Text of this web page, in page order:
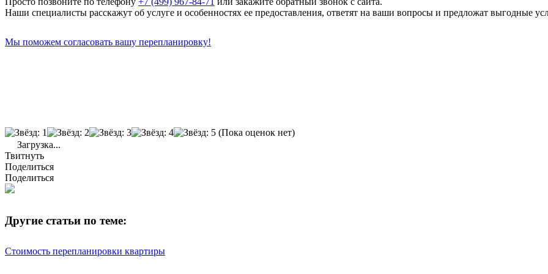
Наши специалисты расскажут об услуге и особенностях ее предоставления, ответят на ваши вопросы и предложат выгодные
Мы поможем согласовать вашу перепланировку!
(Пока оценок нет)
Загрузка...
Твитнуть
Поделиться
Поделиться
Другие статьи по теме:
Стоимость перепланировки квартиры